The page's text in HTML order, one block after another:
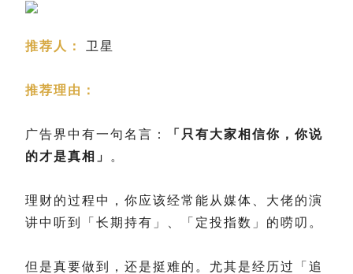
推荐人： 卫星
推荐理由：
广告界中有一句名言：
「只有大家相信你，你说
的才是真相」
。
理财的过程中，你应该经常能从媒体、大佬的演
讲中听到「长期持有」、「定投指数」的唠叨。
但是真要做到，还是挺难的。尤其是经历过「追